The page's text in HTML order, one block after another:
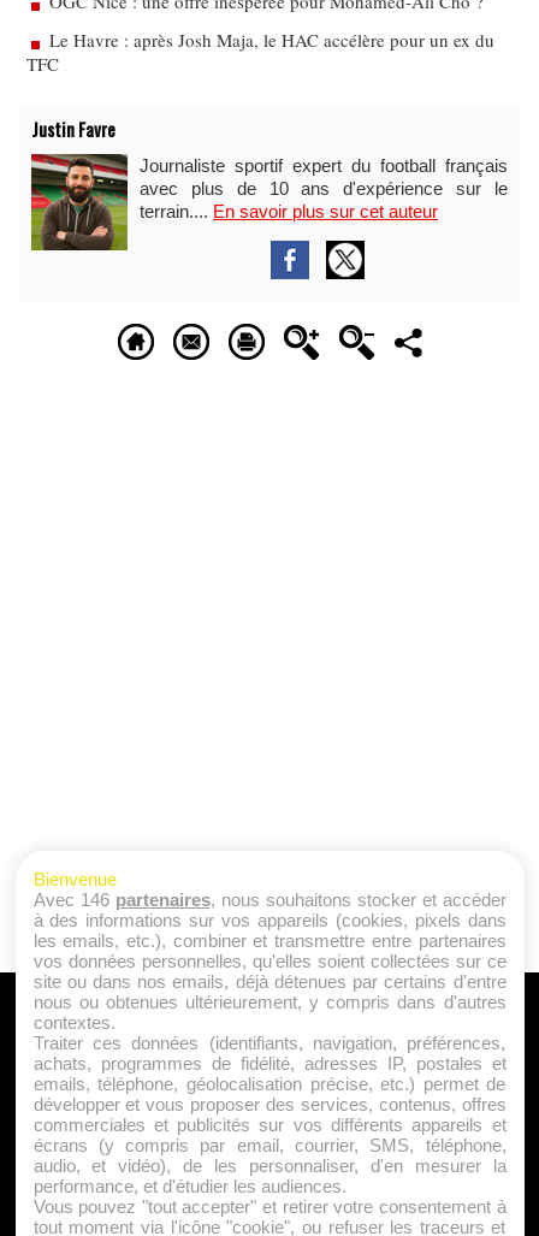
Le Havre : après Josh Maja, le HAC accélère pour un ex du
TFC
Justin Favre
Journaliste sportif expert du football français
avec plus de 10 ans d'expérience sur le
terrain.... En savoir plus sur cet auteur
A PROPOS
Qui sommes nous ?
Mentions Légales
Publicité
Politique de Cookies
Contact
Bienvenue
Avec 146 partenaires, nous souhaitons stocker et accéder
à des informations sur vos appareils (cookies, pixels dans
les emails, etc.), combiner et transmettre entre partenaires
vos données personnelles, qu'elles soient collectées sur ce
site ou dans nos emails, déjà détenues par certains d'entre
nous ou obtenues ultérieurement, y compris dans d'autres
contextes.
Traiter ces données (identifiants, navigation, préférences,
achats, programmes de fidélité, adresses IP, postales et
emails, téléphone, géolocalisation précise, etc.) permet de
développer et vous proposer des services, contenus, offres
commerciales et publicités sur vos différents appareils et
écrans (y compris par email, courrier, SMS, téléphone,
audio, et vidéo), de les personnaliser, d'en mesurer la
performance, et d'étudier les audiences.
Vous pouvez "tout accepter" et retirer votre consentement à
tout moment via l'icône "cookie", ou refuser les traceurs et